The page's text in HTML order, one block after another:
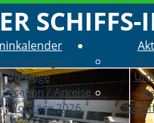
Vorträge
Location / Anreise
Vorträge 2026
AG